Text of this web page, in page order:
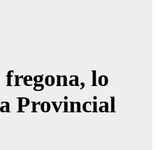
lo
Provincial